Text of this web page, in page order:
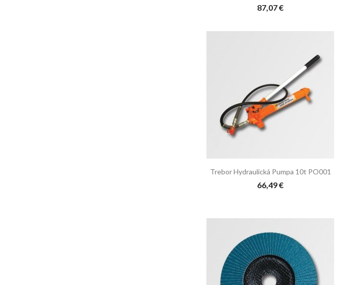
87,07 €
Rýchly náhľad
Trebor Hydraulická Pumpa 10t PO001
66,49 €